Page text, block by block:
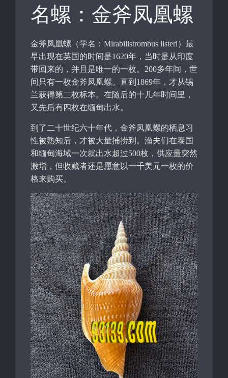
名螺：金斧凤凰螺
金斧凤凰螺（学名：Mirabilistrombus listeri）最
早出现在英国的时间是1620年，当时是从印度
带回来的，并且是唯一的一枚。200多年间，世
间只有一枚金斧凤凰螺。直到1869年，才从锡
兰获得第二枚标本。在随后的十几年时间里，
又先后有四枚在缅甸出水。
到了二十世纪六十年代，金斧凤凰螺的栖息习
性被熟知后，才被大量捕捞到。渔夫们在泰国
和缅甸海域一次就出水超过500枚，供应量突然
激增，但收藏者还是愿意以一千美元一枚的价
格来购买。